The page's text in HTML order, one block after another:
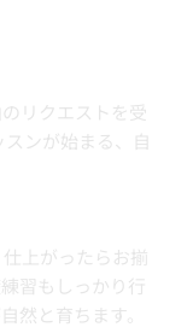
リクエストを受
ンが始まる、自
上がったらお揃
習もしっかり行
然と育ちます。